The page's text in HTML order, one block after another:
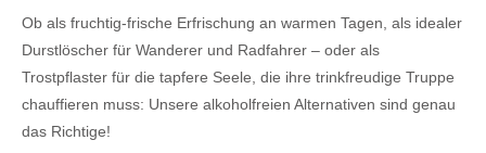
Ob als fruchtig-frische Erfrischung an warmen Tagen, als idealer
Durstlöscher für Wanderer und Radfahrer – oder als
Trostpflaster für die tapfere Seele, die ihre trinkfreudige Truppe
chauffieren muss: Unsere alkoholfreien Alternativen sind genau
das Richtige!